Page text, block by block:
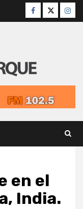
Facebook
Twitter
en el
India.